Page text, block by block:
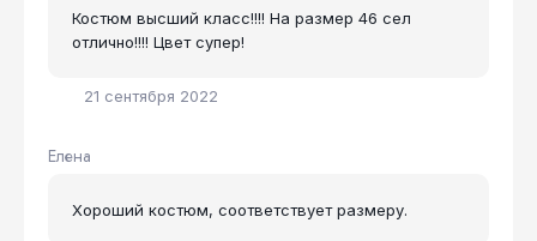
21 сентября 2022
Костюм высший класс!!!! На размер 46 сел
отлично!!!! Цвет супер!
Елена
Хороший костюм, соответствует размеру.